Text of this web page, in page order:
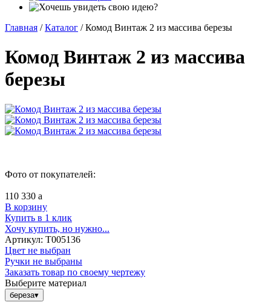
Главная / Каталог / Комод Винтаж 2 из массива березы
Комод Винтаж 2 из массива
березы
Фото от покупателей:
110 330 a
В корзину
Купить в 1 клик
Хочу купить, но нужно...
Артикул: Т005136
Цвет не выбран
Ручки не выбраны
Заказать товар по своему чертежу
Выберите материал
береза▾